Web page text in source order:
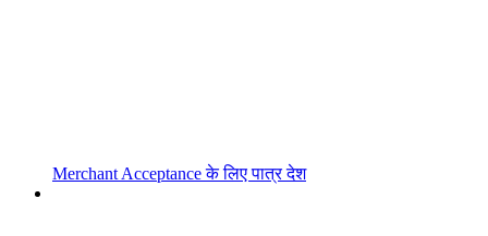
Merchant Acceptance के लिए पात्र देश